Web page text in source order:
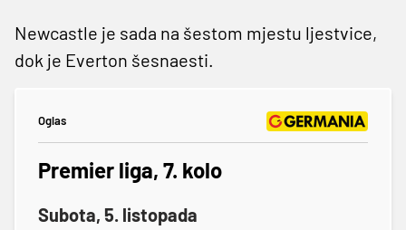
Newcastle je sada na šestom mjestu ljestvice,
dok je Everton šesnaesti.
Oglas
Premier liga, 7. kolo
Subota, 5. listopada